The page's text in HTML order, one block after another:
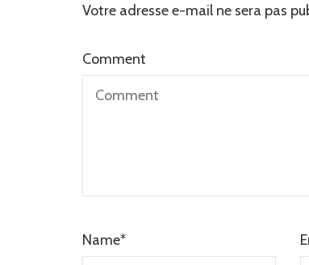
Votre adresse e-mail ne sera pas
Comment
Name*